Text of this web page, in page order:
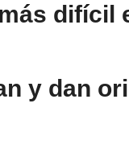
difícil
y dan